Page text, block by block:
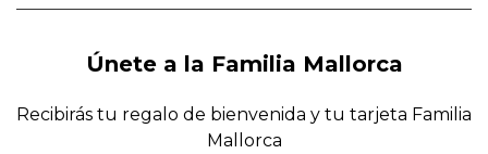
Únete a la Familia Mallorca
Recibirás tu regalo de bienvenida y tu tarjeta Familia
Mallorca